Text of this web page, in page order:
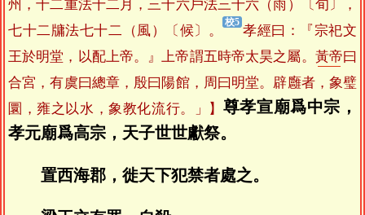
州，十二重法十二月，三十六戶法三十六（雨）〔旬〕，
七十二牗法七十二（風）〔候〕。
孝經曰：『宗祀文
王於明堂，以配上帝。』上帝謂五時帝太昊之屬。 黃帝曰
合宮，有虞曰總章，殷曰陽館，周曰明堂。辟廱者，象璧
圜，雍之以水，象教化流行。」】 尊孝宣廟爲中宗，
孝元廟爲高宗，天子世世獻祭。
置西海郡，徙天下犯禁者處之。